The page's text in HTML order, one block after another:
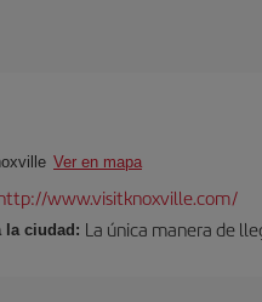
Ver en mapa
www.visitknoxville.com/
la ciudad: La única manera de